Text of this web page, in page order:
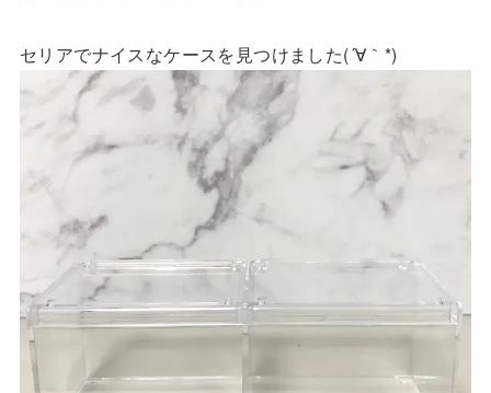
セリアでナイスなケースを見つけました(´∀｀*)